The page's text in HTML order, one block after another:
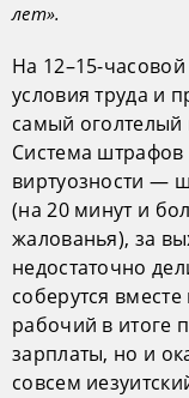
лет».
На 12–15-
условия труда и
самый оголтелый
Система
виртуозности —
(на 20 минут и
жалованья), за
недостаточно
соберутся
рабочий в итоге
зарплаты, но и
совсем